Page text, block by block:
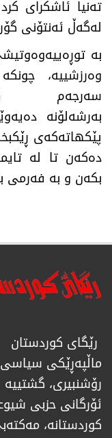
تەنیا ئاشکرای
لەگەڵ ئەنتۆنی
بە
وەرزشییە،
سەرجەم
بەرشەلۆنە
پێکهاتەکەی
دەکەن تا لە
بکەن و بە فەرمی
رێگای كوردستان
ماڵپەڕێكی
رۆشنبیری، گشتییە
ئۆرگانی حزبی
كوردستانە،